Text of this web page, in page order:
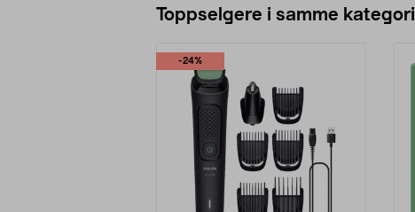
Toppselgere i samme kategori
-24%